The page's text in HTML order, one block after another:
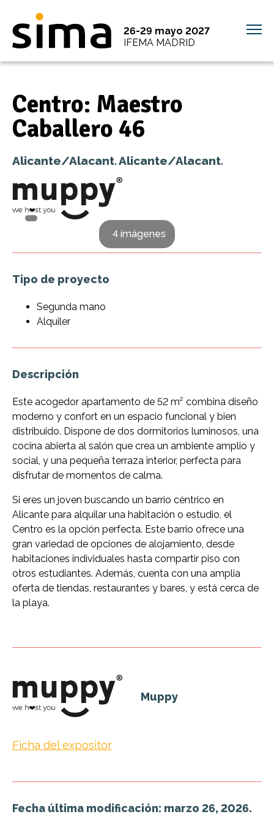
26-29 mayo 2027
IFEMA MADRID
Centro: Maestro
Caballero 46
Alicante/Alacant. Alicante/Alacant.
4 imágenes
Tipo de proyecto
Segunda mano
Alquiler
Descripción
Este acogedor apartamento de 52 m² combina diseño
moderno y confort en un espacio funcional y bien
distribuido. Dispone de dos dormitorios luminosos, una
cocina abierta al salón que crea un ambiente amplio y
social, y una pequeña terraza interior, perfecta para
disfrutar de momentos de calma.
Si eres un joven buscando un barrio céntrico en
Alicante para alquilar una habitación o estudio, el
Centro es la opción perfecta. Este barrio ofrece una
gran variedad de opciones de alojamiento, desde
habitaciones individuales hasta compartir piso con
otros estudiantes. Además, cuenta con una amplia
oferta de tiendas, restaurantes y bares, y está cerca de
la playa.
Muppy
Ficha del expositor
Fecha última modificación: marzo 26, 2026.